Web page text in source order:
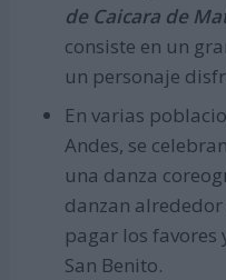
de Caicara de
consiste en un
un personaje
En varias
Andes, se celebran
una danza
danzan
pagar los
San Benito.